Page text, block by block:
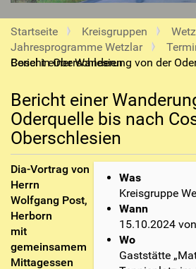
Startseite
Kreisgruppen
Jahresprogramme Wetzlar
Bericht einer Wanderung von der Oderquelle bis nach Cosel in Oberschlesien
Bericht einer
Oderquelle bis nach
Oberschlesien
h
t
t
p
s
:
/
Was
Kreisgruppe
Wann
15.10.2024 von
Wo
Gaststätte
Dia-Vortrag von
Herrn
Wolfgang Post,
Herborn
mit
gemeinsamem
Mittagessen